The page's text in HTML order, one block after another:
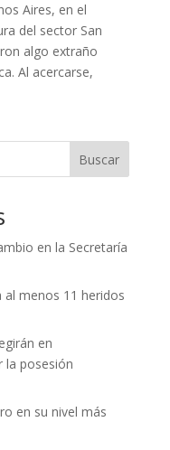
Aires, en el
del sector San
algo extraño
Al acercarse,
Buscar
en la Secretaría
al menos 11 heridos
en
la posesión
en su nivel más